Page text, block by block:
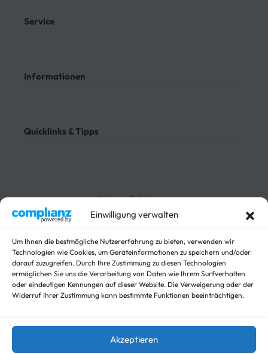
Einwilligung verwalten
Um Ihnen die bestmögliche Nutzererfahrung zu bieten, verwenden wir
Technologien wie Cookies, um Geräteinformationen zu speichern und/oder
darauf zuzugreifen. Durch Ihre Zustimmung zu diesen Technologien
ermöglichen Sie uns die Verarbeitung von Daten wie Ihrem Surfverhalten
oder eindeutigen Kennungen auf dieser Website. Die Verweigerung oder der
Widerruf Ihrer Zustimmung kann bestimmte Funktionen beeinträchtigen.
Akzeptieren
Service
Meine Bestellungen
Informationen
Impressum
Quicklinks & Tipps
Anhänger
Arbeitsbühnen Anhänger
Autotrailer
Autotrailer geschlossen
Baumaschinen
Für Fahrzeuge
Kipper
Sichere Zahlungen